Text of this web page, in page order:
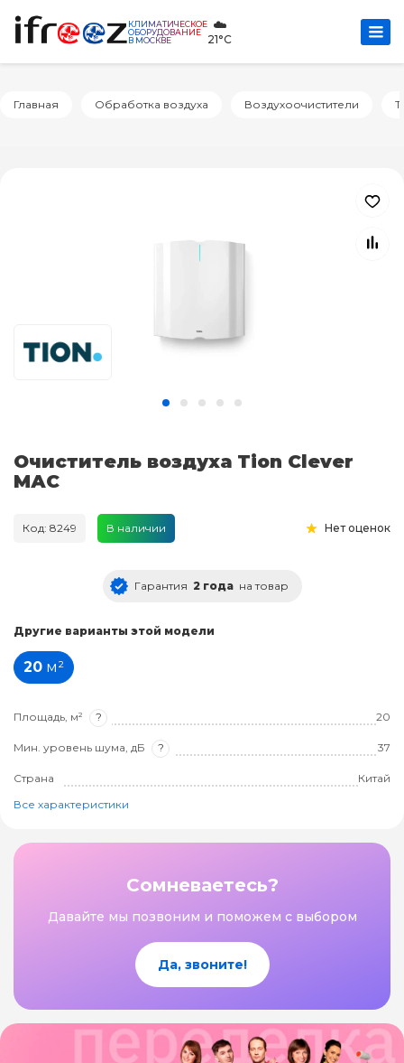
КЛИМАТИЧЕСКОЕ
ОБОРУДОВАНИЕ
В МОСКВЕ
☁️
21°C
Главная Обработка воздуха Воздухоочистители
Очиститель воздуха Tion Clever
МАC
Код: 8249 В наличии Нет оценок
Гарантия 2 года на товар
Другие варианты этой модели
20 м²
Площадь, м² ? 20
Мин. уровень шума, дБ ? 37
Страна
Китай
Все характеристики
Сомневаетесь?
Давайте мы позвоним и поможем с выбором
Да, звоните!